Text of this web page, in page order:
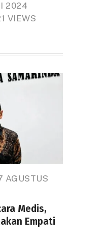
2024
VIEWS
AGUSTUS
Medis,
Empati